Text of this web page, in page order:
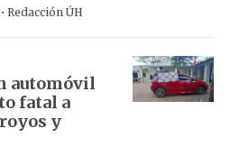
· Redacción ÚH
automóvil
fatal a
y